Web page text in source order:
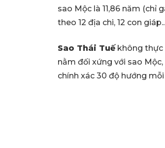
sao Mộc là 11,86 năm (chỉ
theo 12 địa chi, 12 con
Sao Thái Tuếkhông thực
nằm đối xứng với sao
chính xác 30 độ hướng